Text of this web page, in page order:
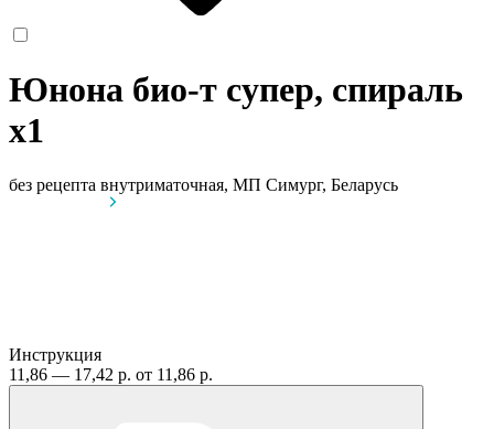
Юнона био-т супер, спираль
x1
без рецепта внутриматочная, МП Симург, Беларусь
Инструкция
11,86 — 17,42 р. от 11,86 р.